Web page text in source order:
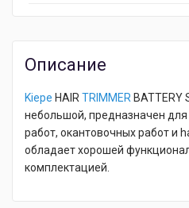
Описание
Kiepe HAIR TRIMMER BATTERY
небольшой, предназначен
работ, окантовочных работ и
обладает хорошей
комплектацией.